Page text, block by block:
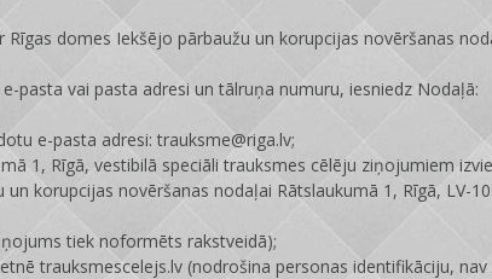
Rīgas domes Iekšējo pārbaužu un korupcijas novēršanas
pasta vai pasta adresi un tālruņa numuru, iesniedz Nodaļā:
e-pasta adresi: trauksme@riga.lv;
1, Rīgā, vestibilā speciāli trauksmes cēlēju ziņojumiem
korupcijas novēršanas nodaļai Rātslaukumā 1, Rīgā, LV-
tiek noformēts rakstveidā);
trauksmescelejs.lv (nodrošina personas identifikāciju,